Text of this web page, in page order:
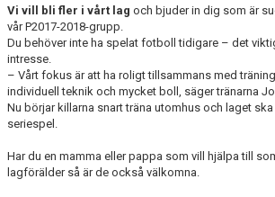
DOKUMENT
BILDGALLERI
KONTAKT
TRUPPEN
KALENDER
Vi vill bli fler i vårt lag och bjuder in dig som är
vår P2017-2018-grupp.
Du behöver inte ha spelat fotboll tidigare – det
intresse.
– Vårt fokus är att ha roligt tillsammans med
individuell teknik och mycket boll, säger tränarna
Nu börjar killarna snart träna utomhus och laget
seriespel.
Har du en mamma eller pappa som vill hjälpa till
lagförälder så är de också välkomna.